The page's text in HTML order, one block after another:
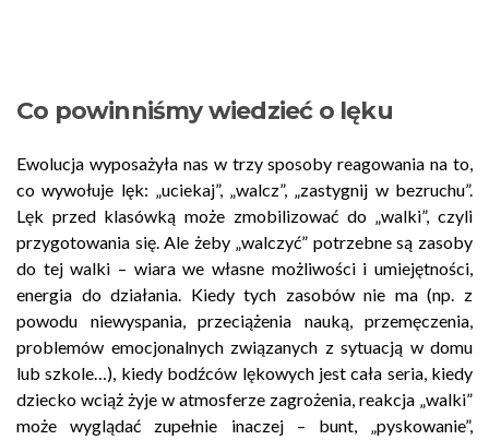
Co powinniśmy wiedzieć o lęku
Ewolucja wyposażyła nas w trzy sposoby reagowania na to,
co wywołuje lęk: „uciekaj”, „walcz”, „zastygnij w bezruchu”.
Lęk przed klasówką może zmobilizować do „walki”, czyli
przygotowania się. Ale żeby „walczyć” potrzebne są zasoby
do tej walki – wiara we własne możliwości i umiejętności,
energia do działania. Kiedy tych zasobów nie ma (np. z
powodu niewyspania, przeciążenia nauką, przemęczenia,
problemów emocjonalnych związanych z sytuacją w domu
lub szkole…), kiedy bodźców lękowych jest cała seria, kiedy
dziecko wciąż żyje w atmosferze zagrożenia, reakcja „walki”
może wyglądać zupełnie inaczej – bunt, „pyskowanie”,